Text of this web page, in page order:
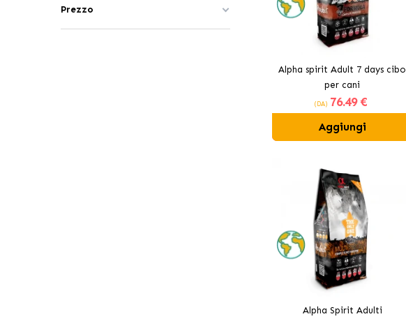
Prezzo
Alpha spirit Adult 7 days cibo
per cani
(DA) 76.49 €
Aggiungi
Alpha Spirit Adulti